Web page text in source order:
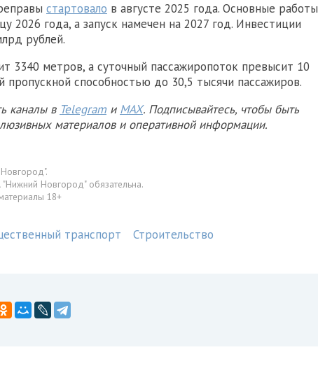
стартовало в августе 2025 года. Основные работы
2026 года, а запуск намечен на 2027 год. Инвестиции
рублей.
3340 метров, а суточный пассажиропоток превысит 10
пропускной способностью до 30,5 тысячи пассажиров.
каналы в Telegram и MAX. Подписывайтесь, чтобы быть
материалов и оперативной информации.
Новгород" обязательна.
18+
транспорт Строительство